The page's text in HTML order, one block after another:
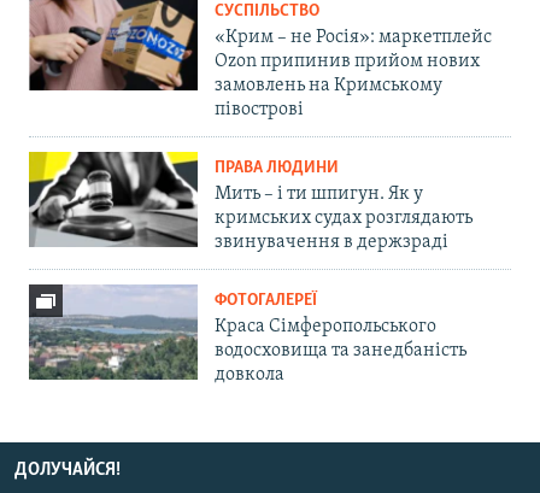
СУСПІЛЬСТВО
«Крим – не Росія»: маркетплейс
Ozon припинив прийом нових
замовлень на Кримському
півострові
ПРАВА ЛЮДИНИ
Мить – і ти шпигун. Як у
кримських судах розглядають
звинувачення в держзраді
ФОТОГАЛЕРЕЇ
Краса Сімферопольського
водосховища та занедбаність
довкола
ДОЛУЧАЙСЯ!